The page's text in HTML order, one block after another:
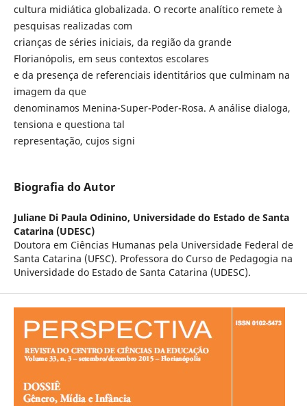
cultura midiática globalizada. O recorte analítico remete à
pesquisas realizadas com
crianças de séries iniciais, da região da grande
Florianópolis, em seus contextos escolares
e da presença de referenciais identitários que culminam na
imagem da que
denominamos Menina-Super-Poder-Rosa. A análise dialoga,
tensiona e questiona tal
representação, cujos signi
Biografia do Autor
Juliane Di Paula Odinino, Universidade do Estado de Santa
Catarina (UDESC)
Doutora em Ciências Humanas pela Universidade Federal de
Santa Catarina (UFSC). Professora do Curso de Pedagogia na
Universidade do Estado de Santa Catarina (UDESC).